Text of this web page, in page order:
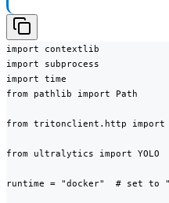
import contextlib
import subprocess
import time
from pathlib import Path
from tritonclient.http import
from ultralytics import YOLO
runtime = "docker"  # set to